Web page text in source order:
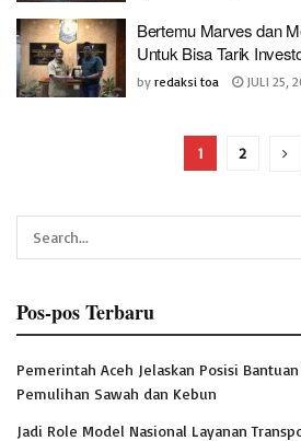
Bertemu Marves dan
Untuk Bisa Tarik
by redaksi toa JULI 25,
1 2
Pos-pos Terbaru
Pemerintah Aceh Jelaskan Posisi
Pemulihan Sawah dan Kebun
Jadi Role Model Nasional Layanan